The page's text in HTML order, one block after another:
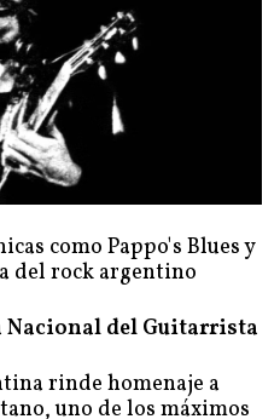
como Pappo's Blues y
del rock argentino
Nacional del Guitarrista
rinde homenaje a
uno de los máximos